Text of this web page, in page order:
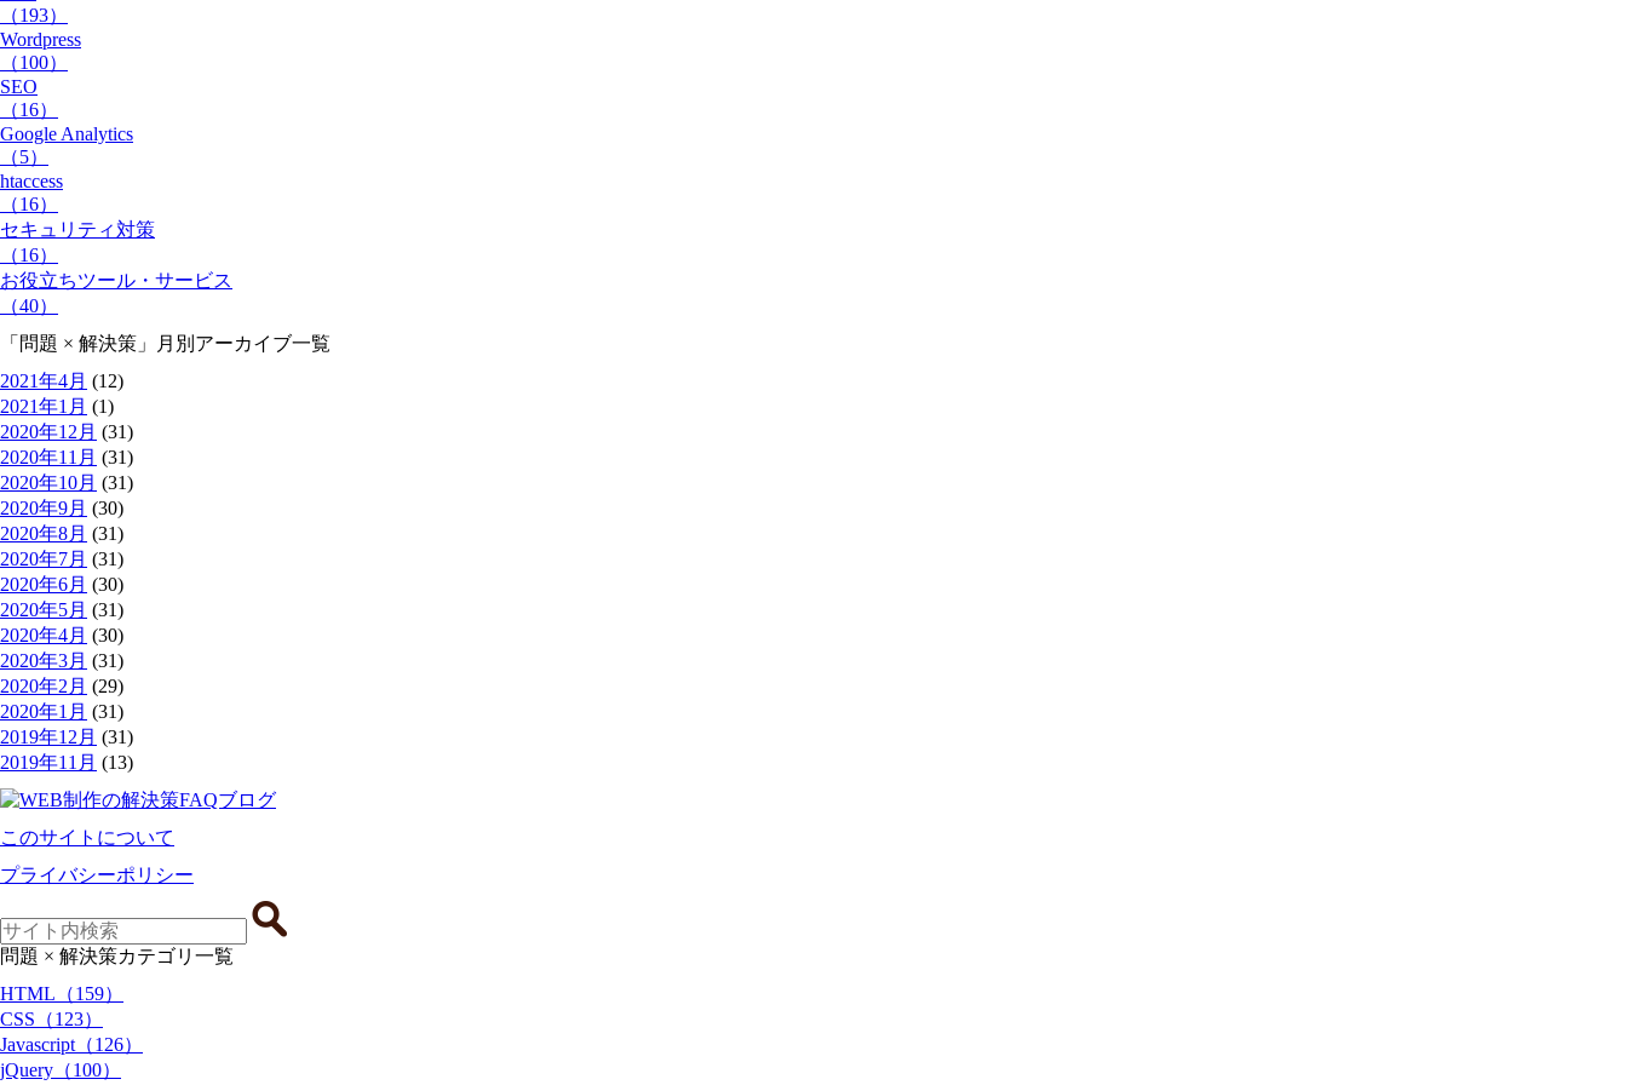
（193）
Wordpress
（100）
SEO
（16）
Google Analytics
（5）
htaccess
（16）
セキュリティ対策
（16）
お役立ちツール・サービス
（40）
「問題 × 解決策」
月別アーカイブ一覧
2021年4月 (12)
2021年1月 (1)
2020年12月 (31)
2020年11月 (31)
2020年10月 (31)
2020年9月 (30)
2020年8月 (31)
2020年7月 (31)
2020年6月 (30)
2020年5月 (31)
2020年4月 (30)
2020年3月 (31)
2020年2月 (29)
2020年1月 (31)
2019年12月 (31)
2019年11月 (13)
このサイトについて
プライバシーポリシー
問題 × 解決策カテゴリ一覧
HTML（159）
CSS（123）
Javascript（126）
jQuery（100）